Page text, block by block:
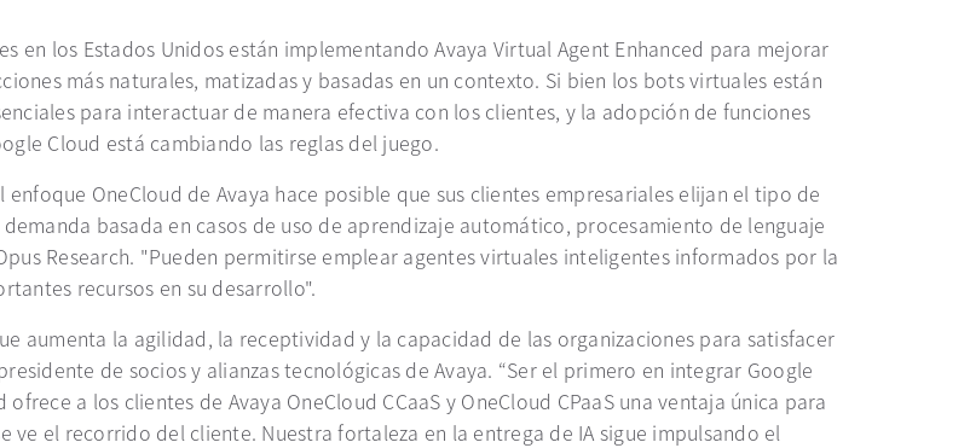
en los Estados Unidos están implementando Avaya Virtual Agent Enhanced para mejorar
más naturales, matizadas y basadas en un contexto. Si bien los bots virtuales están
para interactuar de manera efectiva con los clientes, y la adopción de funciones
Cloud está cambiando las reglas del juego.
OneCloud de Avaya hace posible que sus clientes empresariales elijan el tipo de
basada en casos de uso de aprendizaje automático, procesamiento de lenguaje
Research. "Pueden permitirse emplear agentes virtuales inteligentes informados por la
recursos en su desarrollo".
aumenta la agilidad, la receptividad y la capacidad de las organizaciones para satisfacer
de socios y alianzas tecnológicas de Avaya. “Ser el primero en integrar Google
a los clientes de Avaya OneCloud CCaaS y OneCloud CPaaS una ventaja única para
el recorrido del cliente. Nuestra fortaleza en la entrega de IA sigue impulsando el